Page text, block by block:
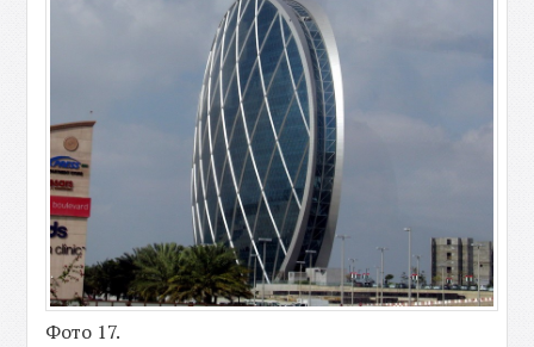
Фото 17.